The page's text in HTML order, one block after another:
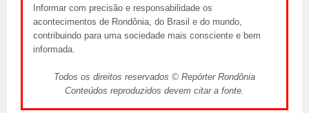
Informar com precisão e responsabilidade os
acontecimentos de Rondônia, do Brasil e do mundo,
contribuindo para uma sociedade mais consciente e bem
informada.
Todos os direitos reservados © Repórter Rondônia
Conteúdos reproduzidos devem citar a fonte.